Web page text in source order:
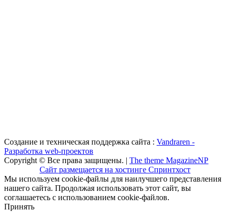
Создание и техническая поддержка сайта : Vandraren -
Разработка web-проектов
Copyright © Все права защищены. | The theme MagazineNP
Сайт размещается на хостинге Спринтхост
Мы используем cookie-файлы для наилучшего представления
нашего сайта. Продолжая использовать этот сайт, вы
соглашаетесь с использованием cookie-файлов.
Принять